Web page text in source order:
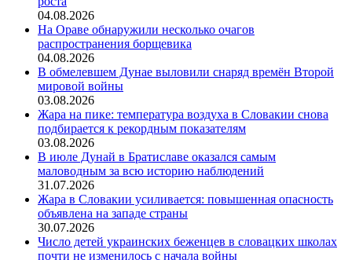
04.08.2026
На Ораве обнаружили несколько очагов
распространения борщевика
04.08.2026
В обмелевшем Дунае выловили снаряд времён Второй
мировой войны
03.08.2026
Жара на пике: температура воздуха в Словакии снова
подбирается к рекордным показателям
03.08.2026
В июле Дунай в Братиславе оказался самым
маловодным за всю историю наблюдений
31.07.2026
Жара в Словакии усиливается: повышенная опасность
объявлена на западе страны
30.07.2026
Число детей украинских беженцев в словацких школах
почти не изменилось с начала войны